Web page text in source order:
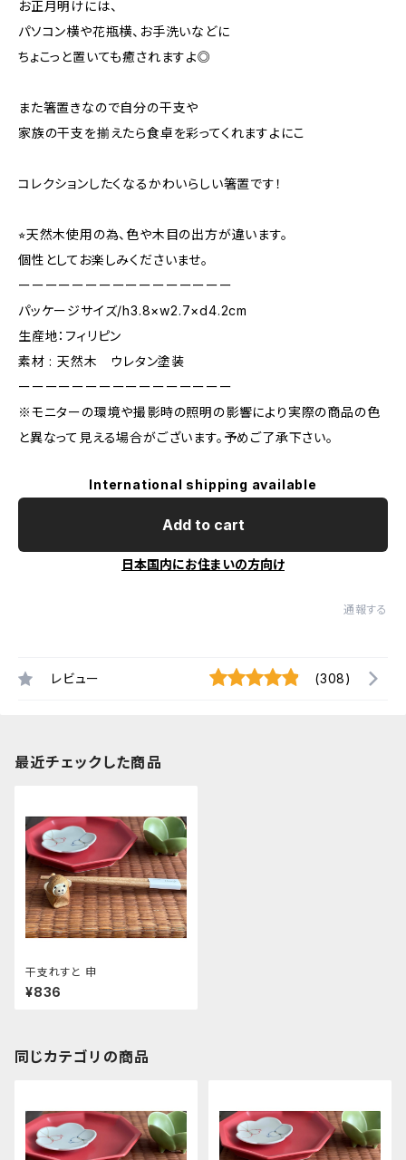
お正月明けには、
パソコン横や花瓶横、お手洗いなどに
ちょこっと置いても癒されますよ◎
また箸置きなので自分の干支や
家族の干支を揃えたら食卓を彩ってくれますよにこ
コレクションしたくなるかわいらしい箸置です！
⭐︎天然木使用の為、色や木目の出方が違います。
個性としてお楽しみくださいませ。
ーーーーーーーーーーーーーーーー
パッケージサイズ/h3.8×w2.7×d4.2cm
生産地：フィリピン
素材 : 天然木 ウレタン塗装
ーーーーーーーーーーーーーーーー
※モニターの環境や撮影時の照明の影響により実際の商品の色
と異なって見える場合がございます。予めご了承下さい。
International shipping available
Add to cart
日本国内にお住まいの方向け
通報する
レビュー (308)
最近チェックした商品
干支れすと 申
¥836
同じカテゴリの商品